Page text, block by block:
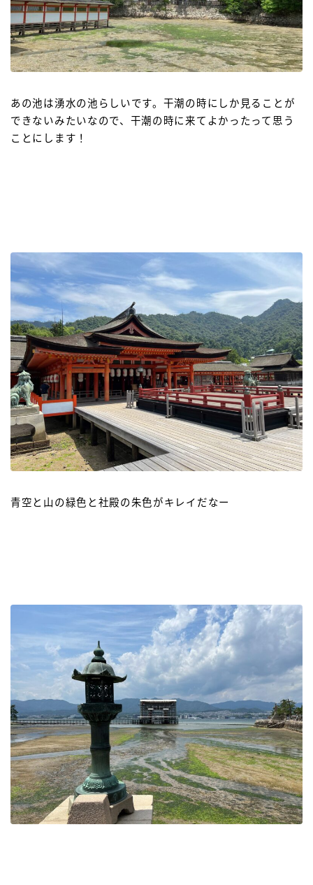
あの池は湧水の池らしいです。干潮の時にしか見ることが
できないみたいなので、干潮の時に来てよかったって思う
ことにします！
青空と山の緑色と社殿の朱色がキレイだなー